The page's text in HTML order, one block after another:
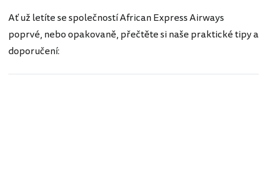
Ať už letíte se společností African Express Airways
poprvé, nebo opakovaně, přečtěte si naše praktické tipy a
doporučení: